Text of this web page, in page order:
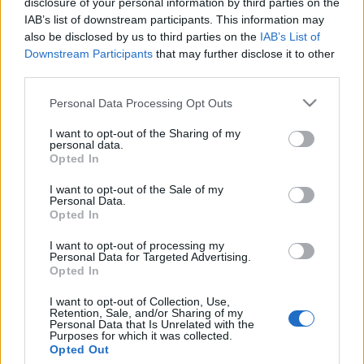
disclosure of your personal information by third parties on the
IAB’s list of downstream participants. This information may
also be disclosed by us to third parties on the IAB’s List of
Downstream Participants that may further disclose it to other
Please note that this website/app uses one or more Google
not limited to your visit or usage behaviour. You may click to
grant or deny consent to Google and its third-party tags to
use your data for below specified purposes in below Google
consent section.
Personal Data Processing Opt Outs
I want to opt-out of the Sharing of my
personal data.
Opted In
I want to opt-out of the Sale of my
Personal Data.
Opted In
I want to opt-out of processing my
Personal Data for Targeted Advertising.
Opted In
I want to opt-out of Collection, Use,
Retention, Sale, and/or Sharing of my
Personal Data that Is Unrelated with the
Purposes for which it was collected.
Opted Out
Tudjátok, azt mondják, hogy két fontos esemény van
egy ember életében: amikor megszületik, és amikor
rájön, hogy mi a rendeltetése a világban. (Petes:…
Abbott: Fogd a kezem